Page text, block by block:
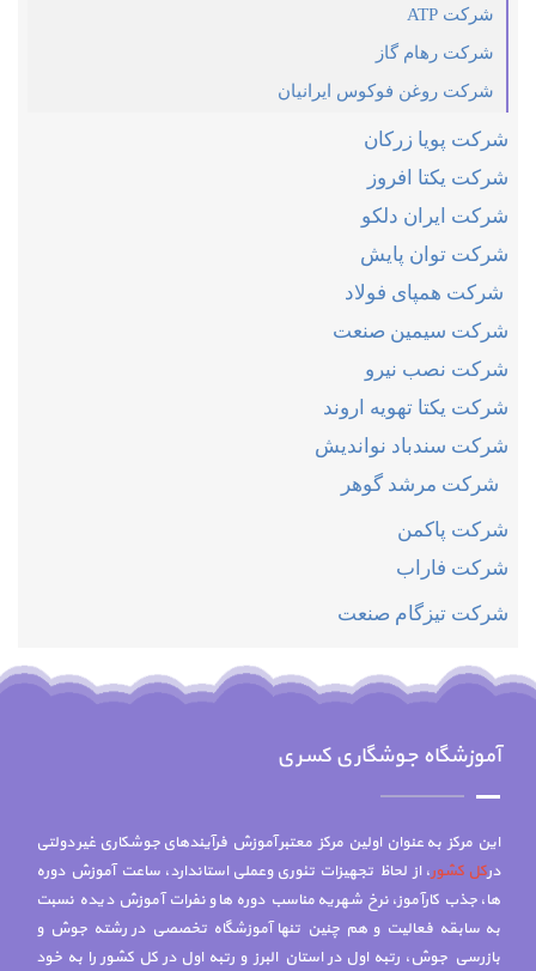
شركت ATP
شركت رهام گاز
شرکت روغن فوکوس ایرانیان
شرکت پویا زرکان
شرکت یکتا افروز
شرکت ایران دلکو
شرکت توان پایش
شرکت همپای فولاد
شرکت سیمین صنعت
شرکت نصب نیرو
شرکت یکتا تهویه اروند
شرکت سندباد نواندیش
شركت مرشد گوهر
شركت پاكمن
شركت فاراب
شركت تيزگام صنعت
آموزشگاه جوشگاری کسری
این مرکز به عنوان اولین مرکز معتبر آموزش فرآیندهای جوشکاری غیر دولتی
درکل کشور، از لحاظ تجهیزات تئوری وعملی استاندارد، ساعت آموزش دوره
ها، جذب کارآموز، نرخ شهریه مناسب دوره ها و نفرات آموزش دیده نسبت
به سابقه فعالیت و هم چنين تنها آموزشگاه تخصصي در رشته جوش و
بازرسي جوش، رتبه اول در استان البرز و رتبه اول در کل کشور را به خود